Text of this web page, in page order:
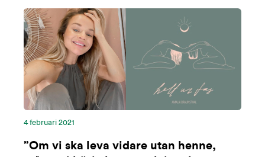
4 februari 2021
”Om vi ska leva vidare utan henne,